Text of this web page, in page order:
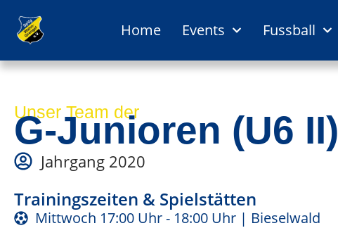
springen
Home Events Fussball
Unser Team der
G-Junioren (U6 II)
Jahrgang 2020
Trainingszeiten & Spielstätten
Mittwoch 17:00 Uhr - 18:00 Uhr | Bieselwald